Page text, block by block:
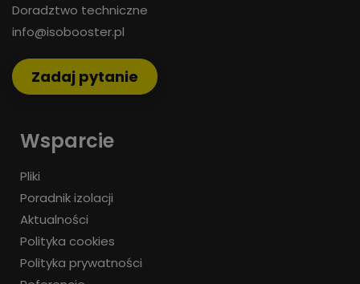
Doradztwo techniczne
info@isobooster.pl
Zadaj pytanie
Wsparcie
Pliki
Poradnik izolacji
Aktualności
Polityka cookies
Polityka prywatności